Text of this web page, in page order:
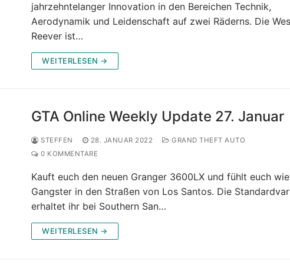
jahrzehntelanger Innovation in den Bereichen Technik,
Aerodynamik und Leidenschaft auf zwei Räderns. Die
Reever ist…
WEITERLESEN →
GTA Online Weekly Update 27. Januar
STEFFEN 28. JANUAR 2022
GRAND THEFT AUTO
0 KOMMENTARE
Kauft euch den neuen Granger 3600LX und fühlt euch
Gangster in den Straßen von Los Santos. Die
erhaltet ihr bei Southern San…
WEITERLESEN →